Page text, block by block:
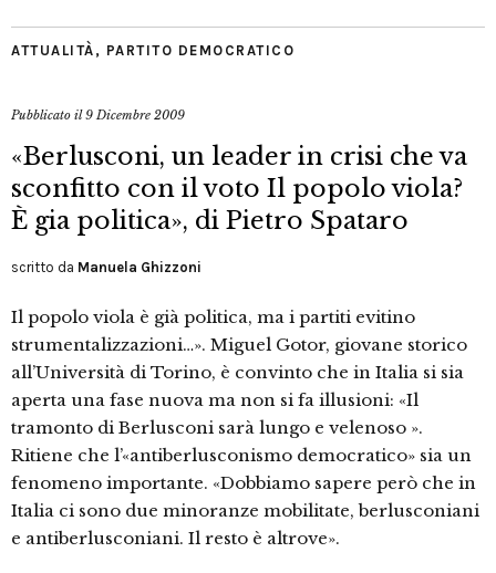
ATTUALITÀ , PARTITO DEMOCRATICO
Pubblicato il9 Dicembre 2009
«Berlusconi, un leader in crisi che va
sconfitto con il voto Il popolo viola?
È gia politica», di Pietro Spataro
scritto da Manuela Ghizzoni
Il popolo viola è già politica, ma i partiti evitino
strumentalizzazioni…». Miguel Gotor, giovane storico
all’Università di Torino, è convinto che in Italia si sia
aperta una fase nuova ma non si fa illusioni: «Il
tramonto di Berlusconi sarà lungo e velenoso ».
Ritiene che l’«antiberlusconismo democratico» sia un
fenomeno importante. «Dobbiamo sapere però che in
Italia ci sono due minoranze mobilitate, berlusconiani
e antiberlusconiani. Il resto è altrove».